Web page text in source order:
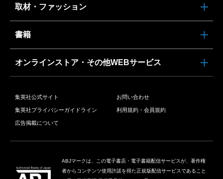
取材・ファッション
書籍
オンラインストア・その他WEBサービス
集英社公式サイト お問い合わせ
集英社プライバシーガイドライン 利用規約・会員規約
広告掲載について
ABJマークは、この電子書店・電子書籍配信サービスが、著作権
者からコンテンツ使用許諾を得た正規版配信サービスであること